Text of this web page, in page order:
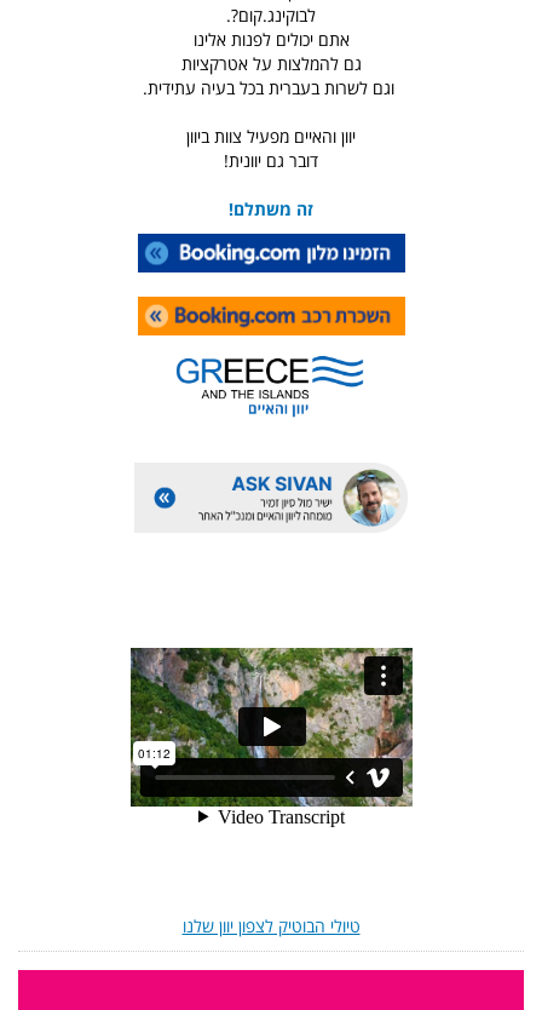
לבוקינג.קום?.
אתם יכולים לפנות אלינו
גם להמלצות על אטרקציות
וגם לשרות בעברית בכל בעיה עתידית.
יוון והאיים מפעיל צוות ביוון
דובר גם יוונית!
זה משתלם!
טיולי הבוטיק לצפון יוון שלנו